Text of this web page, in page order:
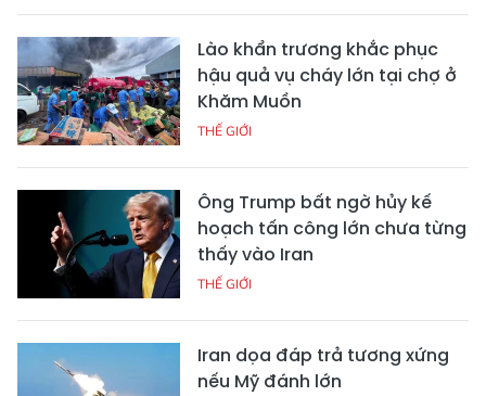
Lào khẩn trương khắc phục
hậu quả vụ cháy lớn tại chợ ở
Khăm Muồn
THẾ GIỚI
Ông Trump bất ngờ hủy kế
hoạch tấn công lớn chưa từng
thấy vào Iran
THẾ GIỚI
Iran dọa đáp trả tương xứng
nếu Mỹ đánh lớn